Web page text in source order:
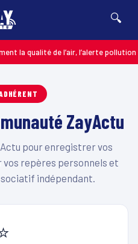
🔍
la qualité de l’air, l’alerte pollution
ZayActu
pour enregistrer vos
repères personnels et
indépendant.